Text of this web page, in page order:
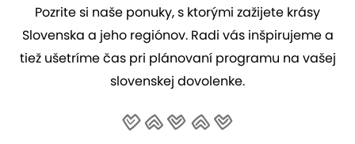
Pozrite si naše ponuky, s ktorými zažijete krásy
Slovenska a jeho regiónov. Radi vás inšpirujeme a
tiež ušetríme čas pri plánovaní programu na vašej
slovenskej dovolenke.